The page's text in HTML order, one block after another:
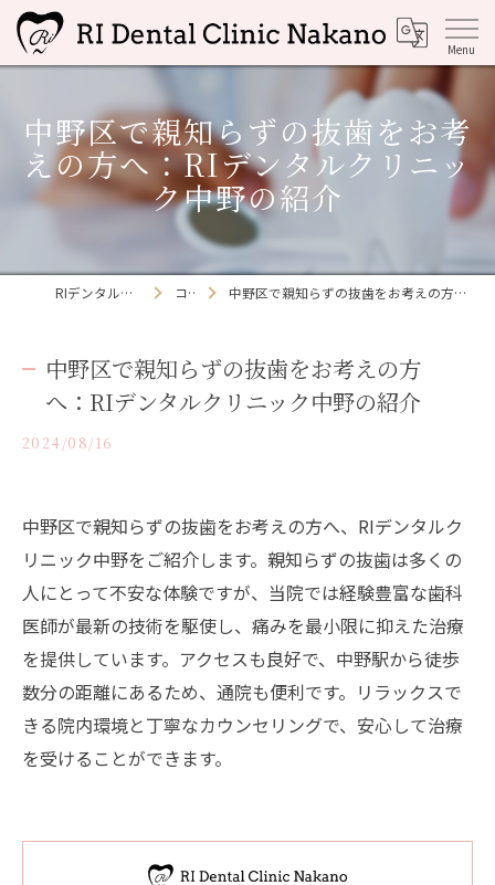
中野区で親知らずの抜歯をお考
えの方へ：RIデンタルクリニッ
ク中野の紹介
RIデンタルクリニック中野 コラム 中野区で親知らずの抜歯をお考えの方へ：RIデンタルクリニック中野の紹介
中野区で親知らずの抜歯をお考えの方
へ：RIデンタルクリニック中野の紹介
2024/08/16
中野区で親知らずの抜歯をお考えの方へ、RIデンタルク
リニック中野をご紹介します。親知らずの抜歯は多くの
人にとって不安な体験ですが、当院では経験豊富な歯科
医師が最新の技術を駆使し、痛みを最小限に抑えた治療
を提供しています。アクセスも良好で、中野駅から徒歩
数分の距離にあるため、通院も便利です。リラックスで
きる院内環境と丁寧なカウンセリングで、安心して治療
を受けることができます。